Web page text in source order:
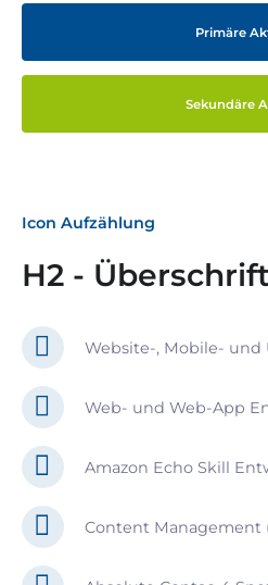
Primäre
Sekundäre
Icon Aufzählung
H2 -
Website-, Mobile- und
Web- und Web-App
Amazon Echo Skill
Content Management